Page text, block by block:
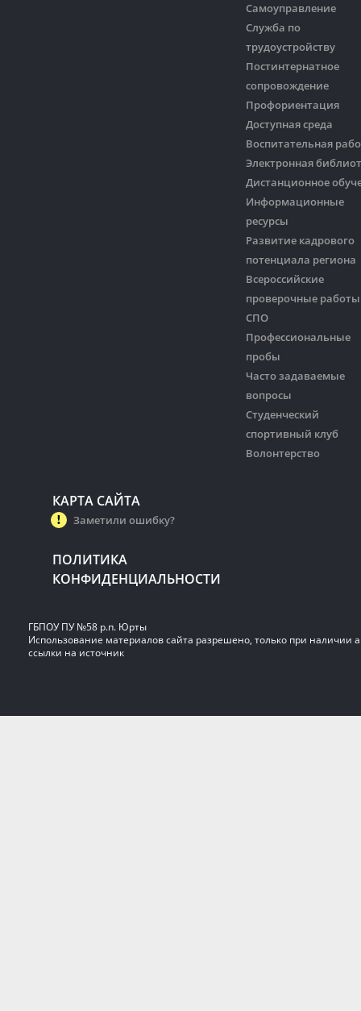
Самоуправление
Служба по
трудоустройству
Постинтернатное
сопровождение
Профориентация
Доступная среда
Воспитательная
Электронная
Дистанционное
Информационные
ресурсы
Развитие кадрового
потенциала региона
Всероссийские
проверочные работы
СПО
Профессиональные
пробы
Часто задаваемые
вопросы
Студенческий
спортивный клуб
Волонтерство
КАРТА САЙТА
Заметили ошибку?
ПОЛИТИКА
КОНФИДЕНЦИАЛЬНОСТИ
ГБПОУ ПУ №58 р.п. Юрты
Использование материалов сайта разрешено, только при наличии
ссылки на источник